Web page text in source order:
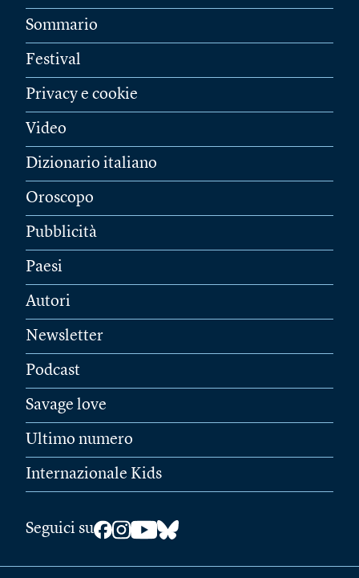
Sommario
Festival
Privacy e cookie
Video
Dizionario italiano
Oroscopo
Pubblicità
Paesi
Autori
Newsletter
Podcast
Savage love
Ultimo numero
Internazionale Kids
Seguici su